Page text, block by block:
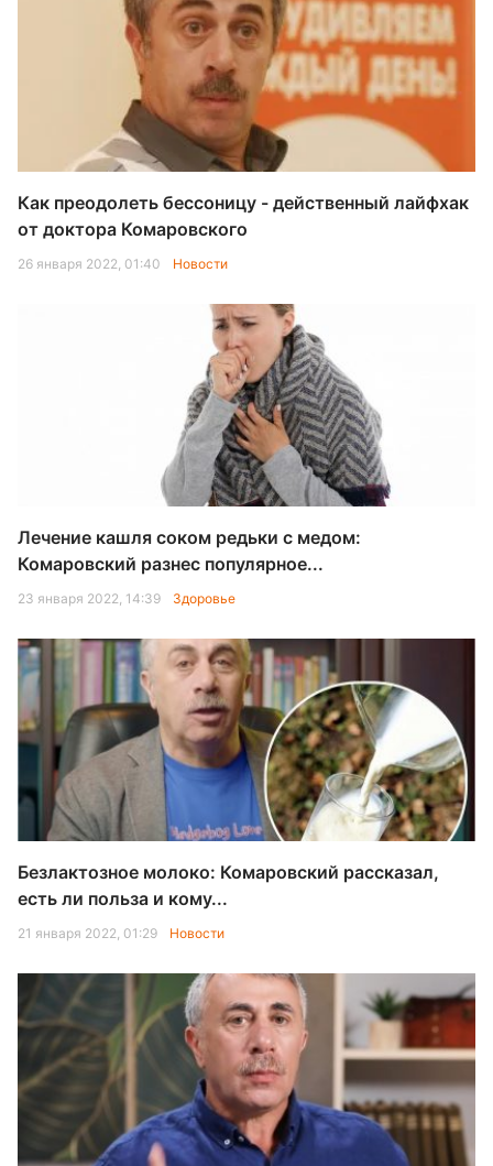
Как преодолеть бессоницу - действенный лайфхак
от доктора Комаровского
26 января 2022, 01:40 Новости
Лечение кашля соком редьки с медом:
Комаровский разнес популярное...
23 января 2022, 14:39 Здоровье
Безлактозное молоко: Комаровский рассказал,
есть ли польза и кому...
21 января 2022, 01:29 Новости